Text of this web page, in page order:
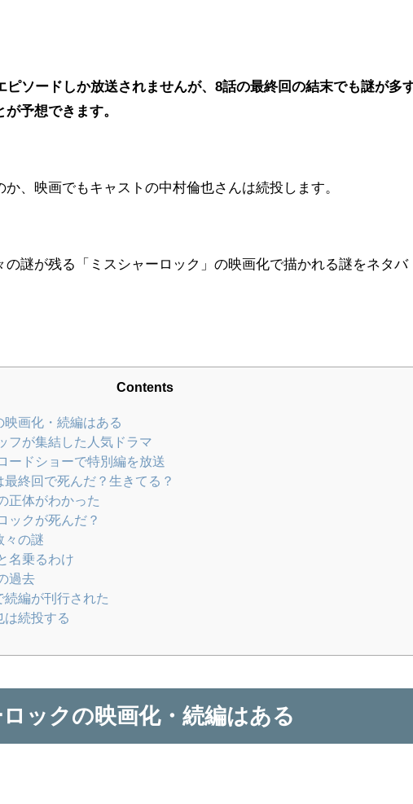
ピソードしか放送されませんが、8話の最終回の結末でも謎が多
予想できます。
、映画でもキャストの中村倫也さんは続投します。
の謎が残る「ミスシャーロック」の映画化で描かれる謎をネタバ
Contents
映画化・続編はある
フが集結した人気ドラマ
ードショーで特別編を放送
最終回で死んだ？生きてる？
正体がわかった
ックが死んだ？
々の謎
名乗るわけ
過去
続編が刊行された
は続投する
ックの映画化・続編はある